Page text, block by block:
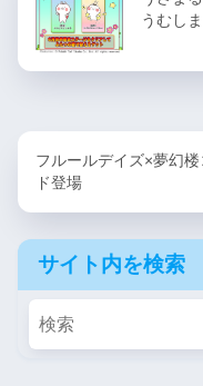
うむし
フルールデイズ×夢幻
ド登場
サイト内を検索